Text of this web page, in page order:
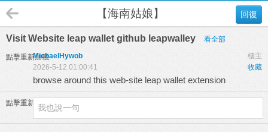
回復
【海南姑娘】
Visit Website leap wallet github leapwalley 看全部
點擊重新加載 樓主
MichaelHywob
收藏
2026-5-12 01:00:41
browse around this web-site leap wallet extension
點擊重新加載